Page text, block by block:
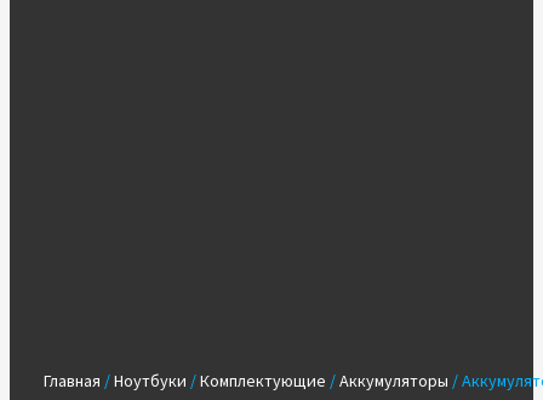
Главная /Ноутбуки /Комплектующие /Аккумуляторы /